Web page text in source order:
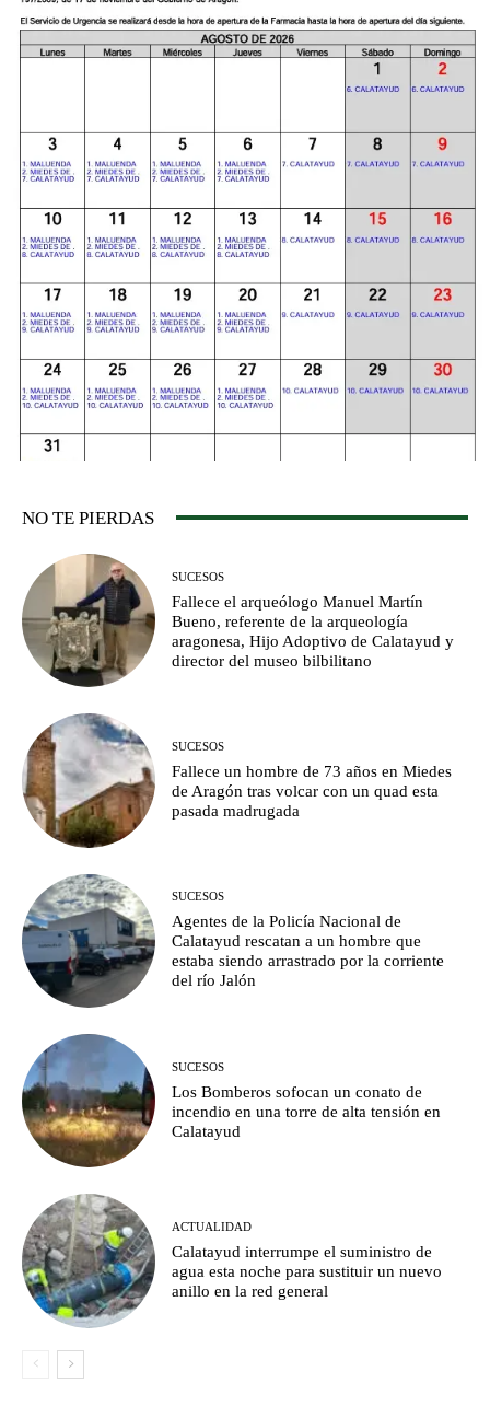
NO TE PIERDAS
SUCESOS
Fallece el arqueólogo Manuel Martín
Bueno, referente de la arqueología
aragonesa, Hijo Adoptivo de Calatayud y
director del museo bilbilitano
SUCESOS
Fallece un hombre de 73 años en Miedes
de Aragón tras volcar con un quad esta
pasada madrugada
SUCESOS
Agentes de la Policía Nacional de
Calatayud rescatan a un hombre que
estaba siendo arrastrado por la corriente
del río Jalón
SUCESOS
Los Bomberos sofocan un conato de
incendio en una torre de alta tensión en
Calatayud
ACTUALIDAD
Calatayud interrumpe el suministro de
agua esta noche para sustituir un nuevo
anillo en la red general